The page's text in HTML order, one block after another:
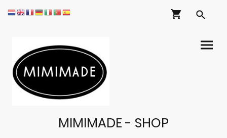
MIMIMADE - SHOP